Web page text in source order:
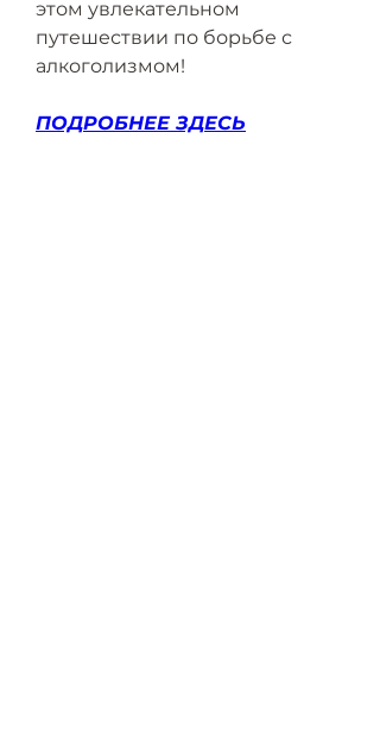
этом увлекательном
путешествии по борьбе с
алкоголизмом!
ПОДРОБНЕЕ ЗДЕСЬ